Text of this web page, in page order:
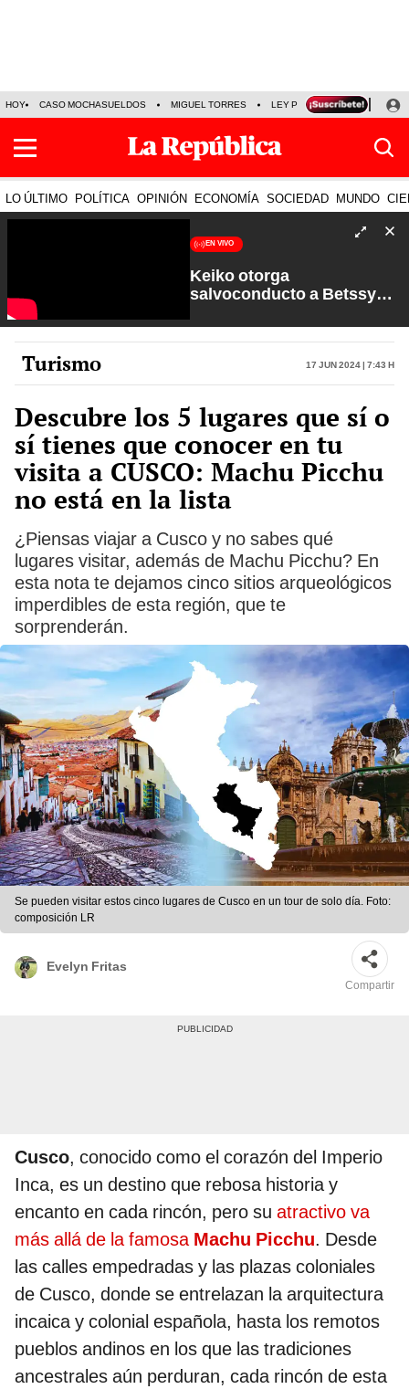
HOY CASO MOCHASUELDOS MIGUEL TORRES LEY PULPÍN PRECIO DEL
LO ÚLTIMO POLÍTICA OPINIÓN ECONOMÍA SOCIEDAD MUNDO
EN VIVO
Keiko otorga
salvoconducto a Betssy
Petroperú | Sin Guion con
Rosa María Palacios
Turismo 17 Jun 2024 | 7:43 h
Descubre los 5 lugares que sí o
sí tienes que conocer en tu
visita a CUSCO: Machu Picchu
no está en la lista
¿Piensas viajar a Cusco y no sabes qué
lugares visitar, además de Machu Picchu? En
esta nota te dejamos cinco sitios arqueológicos
imperdibles de esta región, que te
sorprenderán.
Se pueden visitar estos cinco lugares de Cusco en un tour de solo día. Foto:
composición LR
Evelyn Fritas
Compartir
Cusco, conocido como el corazón del Imperio
Inca, es un destino que rebosa historia y
encanto en cada rincón, pero su atractivo va
más allá de la famosa Machu Picchu. Desde
las calles empedradas y las plazas coloniales
de Cusco, donde se entrelazan la arquitectura
incaica y colonial española, hasta los remotos
pueblos andinos en los que las tradiciones
ancestrales aún perduran, cada rincón de esta